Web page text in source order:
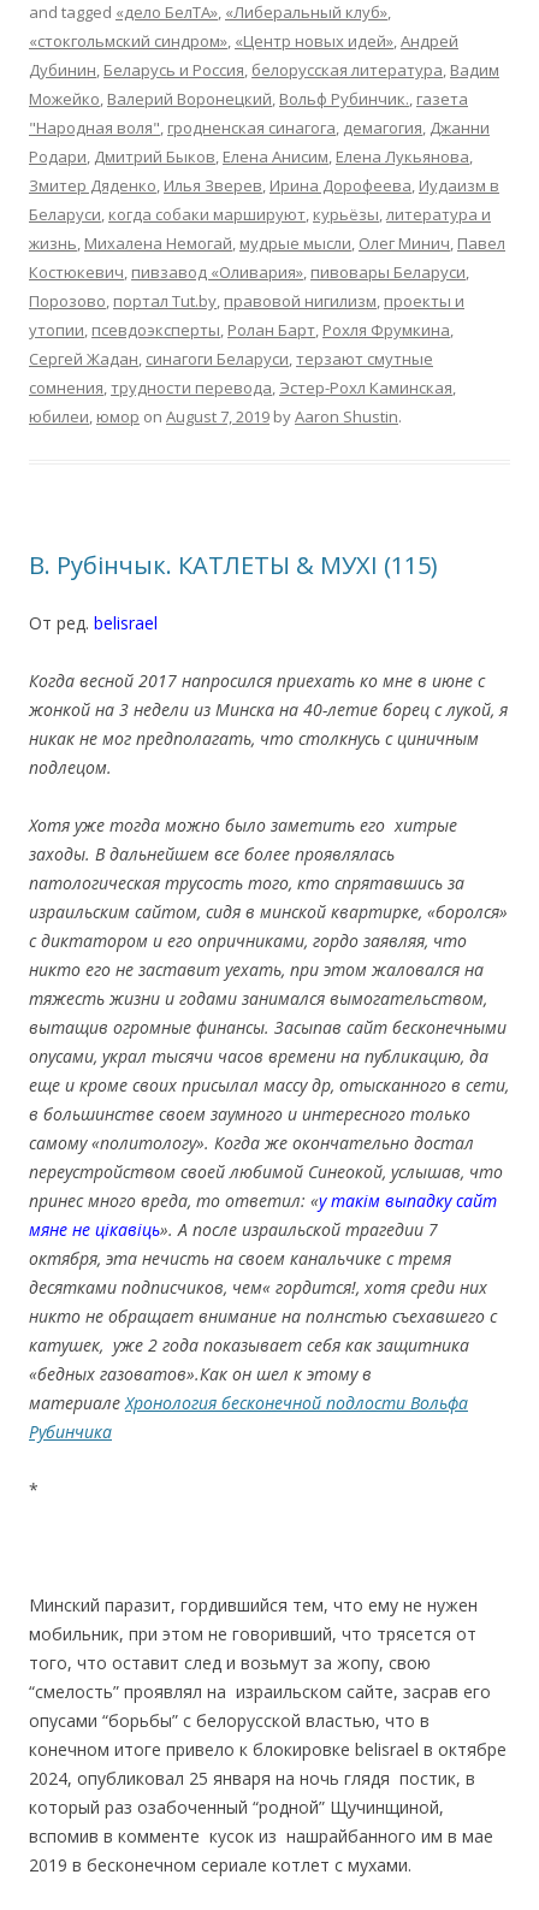
and tagged «дело БелТА», «Либеральный клуб»,
«стокгольмский синдром», «Центр новых идей»,Андрей
Дубинин, Беларусь и Россия, белорусская литература, Вадим
Можейко, Валерий Воронецкий, Вольф Рубинчик., газета
"Народная воля", гродненская синагога, демагогия, Джанни
Родари, Дмитрий Быков, Елена Анисим, Елена Лукьянова,
Змитер Дяденко, Илья Зверев, Ирина Дорофеева, Иудаизм в
Беларуси, когда собаки маршируют, курьёзы,литература и
жизнь, Михалена Немогай, мудрые мысли, Олег Минич, Павел
Костюкевич, пивзавод «Оливария», пивовары Беларуси,
Порозово, портал Tut.by, правовой нигилизм, проекты и
утопии, псевдоэксперты, Ролан Барт, Рохля Фрумкина,
Сергей Жадан, синагоги Беларуси,терзают смутные
сомнения,трудности перевода, Эстер-Рохл Каминская,
юбилеи, юмор on August 7, 2019 byAaron Shustin.
В. Рубінчык. КАТЛЕТЫ & МУХІ (115)
От ред. belisrael
Когда весной 2017 напросился приехать ко мне в июне с
жонкой на 3 недели из Минска на 40-летие борец с лукой, я
никак не мог предполагать, что столкнусь с циничным
подлецом.
Хотя уже тогда можно было заметить его хитрые
заходы. В дальнейшем все более проявлялась
патологическая трусость того, кто спрятавшись за
израильским сайтом, сидя в минской квартирке, «боролся»
с диктатором и его опричниками, гордо заявляя, что
никто его не заставит уехать, при этом жаловался на
тяжесть жизни и годами занимался вымогательством,
вытащив огромные финансы. Засыпав сайт бесконечными
опусами, украл тысячи часов времени на публикацию, да
еще и кроме своих присылал массу др, отысканного в сети,
в большинстве своем заумного и интересного только
самому «политологу». Когда же окончательно достал
переустройством своей любимой Синеокой, услышав, что
принес много вреда, то ответил: «у такім выпадку сайт
мяне не цікавіць». А после израильской трагедии 7
октября, эта нечисть на своем канальчике с тремя
десятками подписчиков, чем« гордится!, хотя среди них
никто не обращает внимание на полнстью съехавшего с
катушек, уже 2 года показывает себя как защитника
«бедных газоватов».Как он шел к этому в
материалеХронология бесконечной подлости Вольфа
Рубинчика
*
Минский паразит, гордившийся тем, что ему не нужен
мобильник, при этом не говоривший, что трясется от
того, что оставит след и возьмут за жопу, свою
“смелость” проявлял на израильском сайте, засрав его
опусами “борьбы” с белорусской властью, что в
конечном итоге привело к блокировке belisrael в октябре
2024, опубликовал 25 января на ночь глядя постик, в
который раз озабоченный “родной” Щучинщиной,
вспомив в комменте кусок из нашрайбанного им в мае
2019 в бесконечном сериале котлет с мухами.